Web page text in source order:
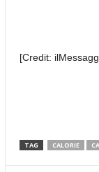
[Credit:
TAG CALORIE